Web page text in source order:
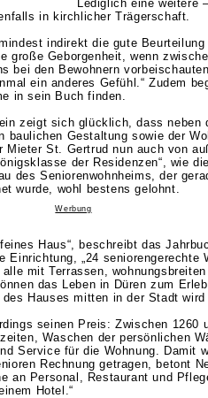
Lediglich eine weitere
in kirchlicher Trägerschaft.
indirekt die gute
große Geborgenheit, wenn
bei den Bewohnern
ein anderes Gefühl.“ Zudem
in sein Buch finden.
zeigt sich glücklich, dass neben
baulichen Gestaltung sowie der
Mieter St. Gertrud nun auch von
der Residenzen“, wie
des Seniorenwohnheims, der
wurde, wohl bestens gelohnt.
Werbung
Haus“, beschreibt das
Einrichtung, „24 seniorengerechte
mit Terrassen,
das Leben in Düren zum
Hauses mitten in der Stadt wird
seinen Preis: Zwischen 1260
Waschen der persönlichen
Service für die Wohnung. Damit
Rechnung getragen, betont
an Personal, Restaurant und
Hotel.“